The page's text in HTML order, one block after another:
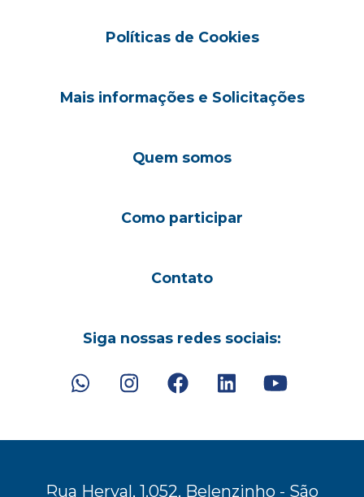
Políticas de Cookies
Mais informações e Solicitações
Quem somos
Como participar
Contato
Siga nossas redes sociais:
Rua Herval, 1.052, Belenzinho - São